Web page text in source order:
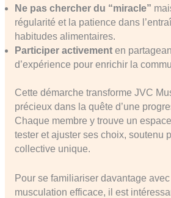
Ne pas chercher du “miracle”
régularité et la patience dans
habitudes alimentaires.
Participer activementen
d’expérience pour enrichir la
Cette démarche transforme JVC
précieux dans la quête d’une
Chaque membre y trouve un
tester et ajuster ses choix, soutenu
collective unique.
Pour se familiariser davantage
musculation efficace, il est